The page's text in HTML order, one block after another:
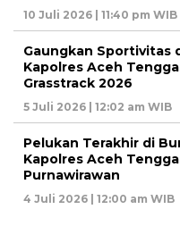
10 Juli 2026 | 11:40 pm WIB
Gaungkan Sportivitas
Kapolres Aceh
Grasstrack 2026
5 Juli 2026 | 12:02 am WIB
Pelukan Terakhir di
Kapolres Aceh
Purnawirawan
4 Juli 2026 | 12:00 am WIB